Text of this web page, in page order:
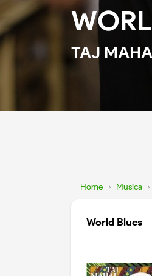
TAJ
Home › Musica ›
World Blues